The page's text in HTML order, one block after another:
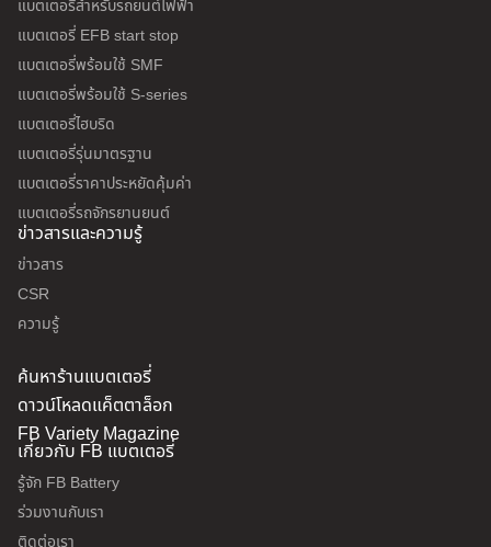
แบตเตอรี่สำหรับรถยนต์ไฟฟ้า
แบตเตอรี่ EFB start stop
แบตเตอรี่พร้อมใช้ SMF
แบตเตอรี่พร้อมใช้ S-series
แบตเตอรี่ไฮบริด
แบตเตอรี่รุ่นมาตรฐาน
แบตเตอรี่ราคาประหยัดคุ้มค่า
แบตเตอรี่รถจักรยานยนต์
ข่าวสารและความรู้
ข่าวสาร
CSR
ความรู้
ค้นหาร้านแบตเตอรี่
ดาวน์โหลดแค็ตตาล็อก
FB Variety Magazine
เกี่ยวกับ FB แบตเตอรี่
รู้จัก FB Battery
ร่วมงานกับเรา
ติดต่อเรา